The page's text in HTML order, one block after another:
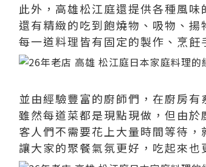
此外，高雄松江庭還提供各種風味
還有精緻的吃到飽燒物、吸物、
每一道料理皆有固定的製作、烹飪
並由經驗豐富的廚師們，在廚房
雖然每道菜都是現點現做，但由於
客人們不需要花上大量時間等待
讓大家的聚餐氣氛更好，吃起來也